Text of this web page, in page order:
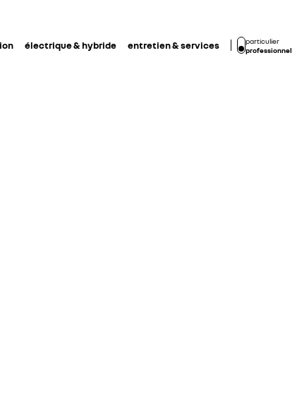
électrique & hybride entretien & services
particulier
professionnel